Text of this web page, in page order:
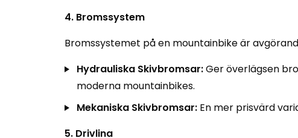
4. Bromssystem
Bromssystemet på en mountainbike är
Hydrauliska Skivbromsar:Ger överlägsen
moderna mountainbikes.
Mekaniska Skivbromsar: En mer prisvärd
5. Drivlina